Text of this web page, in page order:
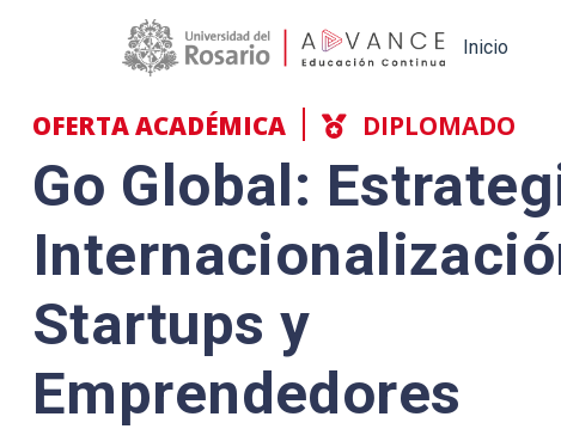
Main navigation
Inicio
OFERTA ACADÉMICA DIPLOMADO
Go Global:
Startups y
Emprendedores